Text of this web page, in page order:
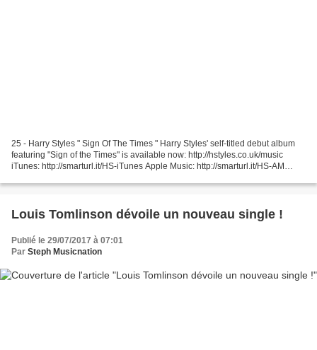
25 - Harry Styles " Sign Of The Times " Harry Styles' self-titled debut album
featuring "Sign of the Times" is available now: http://hstyles.co.uk/music
iTunes: http://smarturl.it/HS-iTunes Apple Music: http://smarturl.it/HS-AM
Louis Tomlinson dévoile un nouveau single !
Publié le 29/07/2017 à 07:01
Par Steph Musicnation